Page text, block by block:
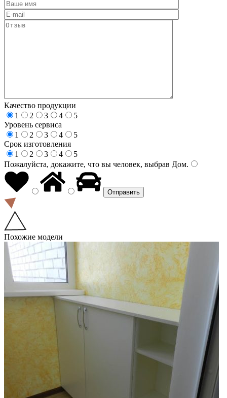
Качество продукции
1
2 3 4
5
Уровень сервиса
1
2 3 4
5
Срок изготовления
1
2 3 4
5
Пожалуйста, докажите, что вы человек, выбрав Дом.
Похожие модели